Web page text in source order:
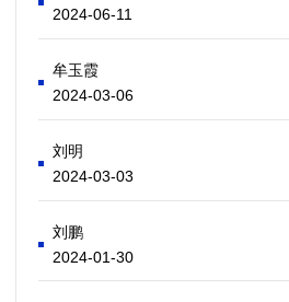
2024-06-11
牟玉霞
2024-03-06
刘明
2024-03-03
刘鹏
2024-01-30